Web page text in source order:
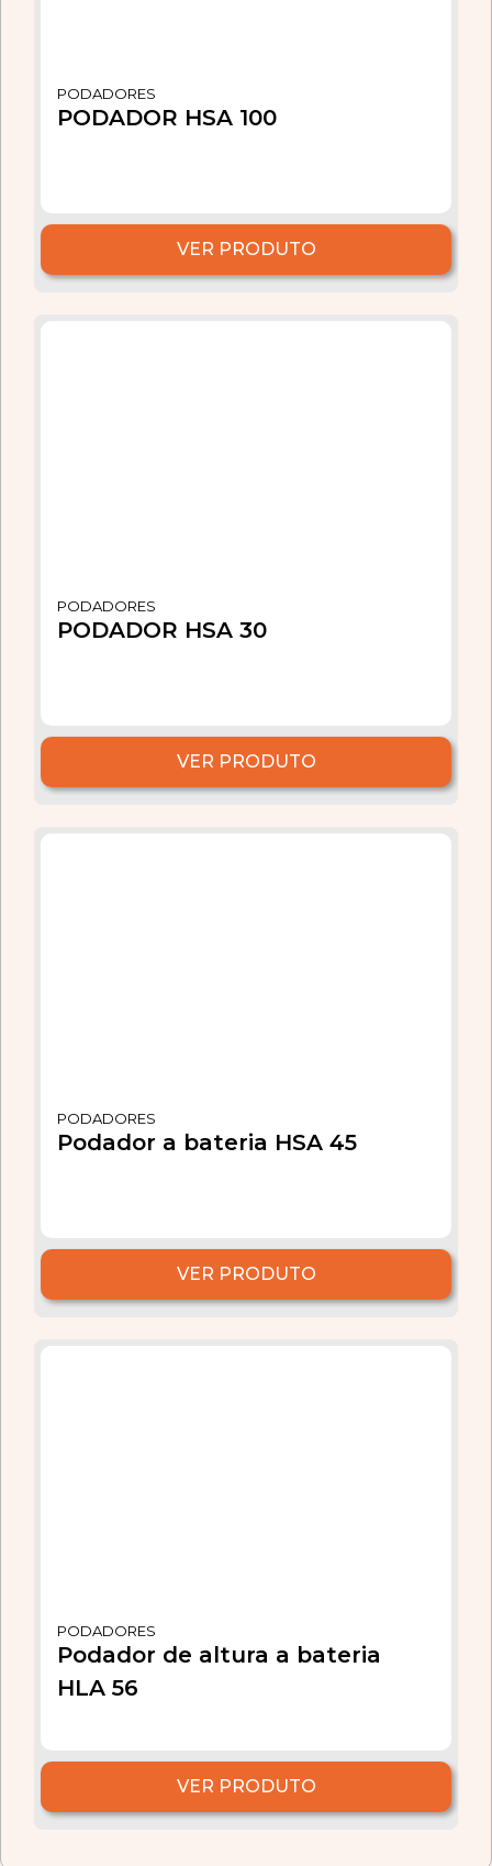
PODADORES
PODADOR HSA 100
VER PRODUTO
PODADORES
PODADOR HSA 30
VER PRODUTO
PODADORES
Podador a bateria HSA 45
VER PRODUTO
PODADORES
Podador de altura a bateria
HLA 56
VER PRODUTO